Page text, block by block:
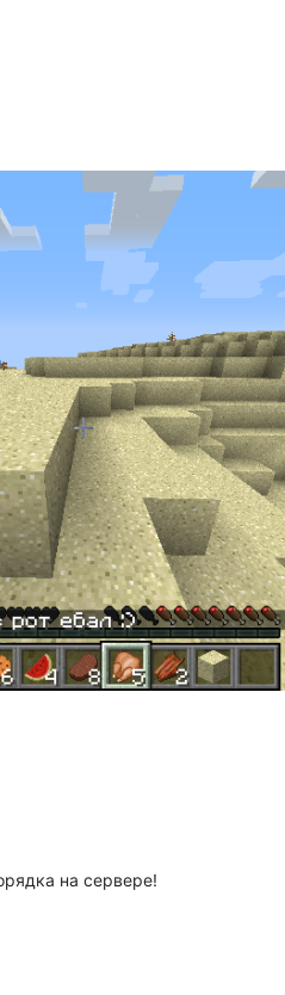
на сервере!